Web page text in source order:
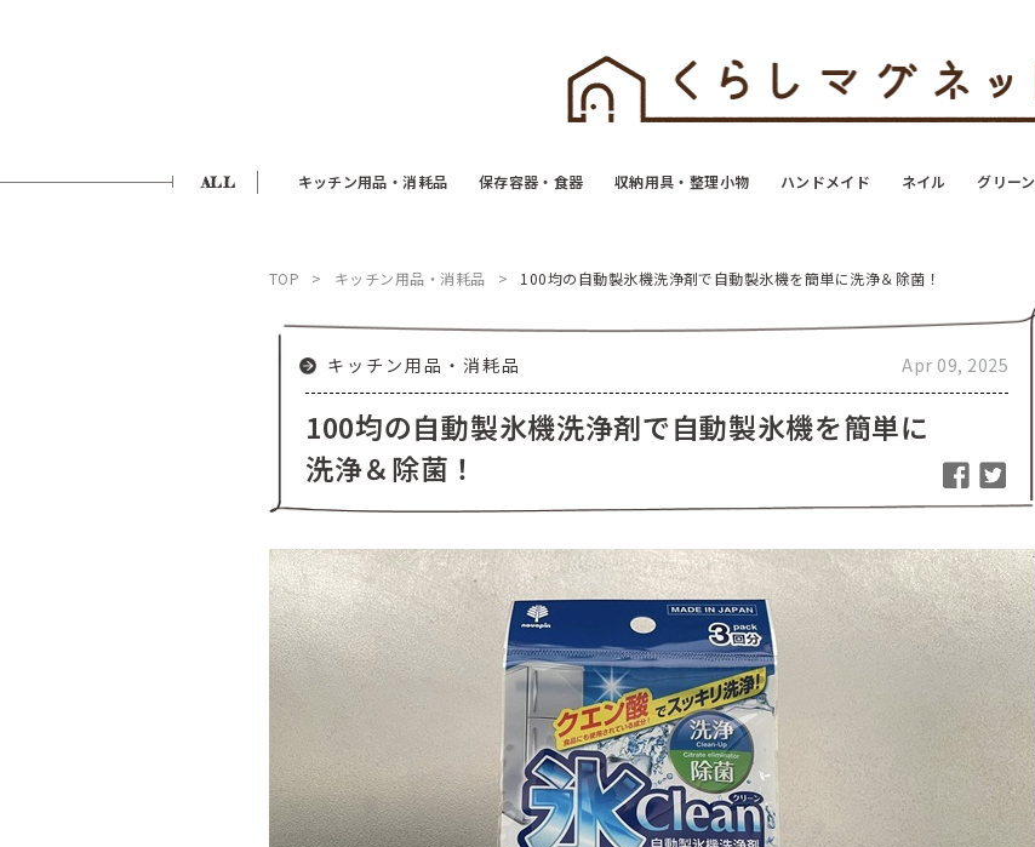
ALL キッチン用品・消耗品 保存容器・食器 収納用具・整理小物 ハンドメイド ネイル グリーン
TOP キッチン用品・消耗品 100均の自動製氷機洗浄剤で自動製氷機を簡単に洗浄＆除菌！
キッチン用品・消耗品 Apr 09, 2025
100均の自動製氷機洗浄剤で自動製氷機を簡単に
洗浄＆除菌！